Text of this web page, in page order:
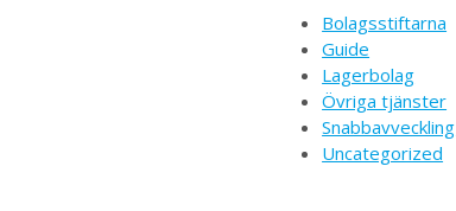
Bolagsstiftarna
Guide
Lagerbolag
Övriga tjänster
Snabbavveckling
Uncategorized